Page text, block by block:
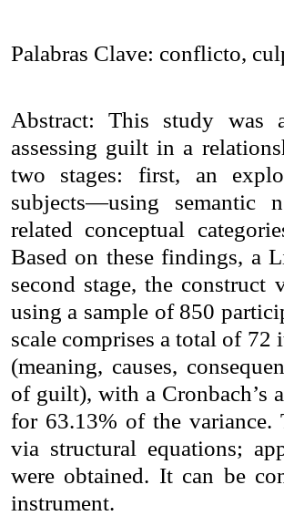
Palabras Clave: conflicto,
Abstract:This study was
assessing guilt in a
two stages: first, an
subjects—using semantic
related conceptual
Based on these findings, a
second stage, the construct
using a sample of 850
scale comprises a total of
(meaning, causes,
of guilt), with a Cronbach’s
for 63.13% of the variance.
via structural equations;
were obtained. It can be
instrument.